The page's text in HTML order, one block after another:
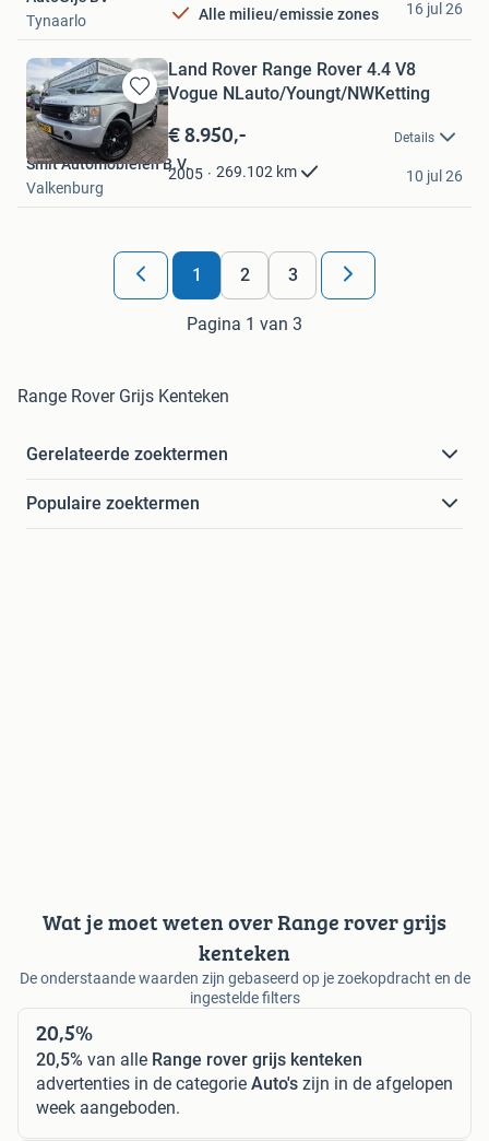
Alle milieu/emissie zones
Tynaarlo
16 jul 26
Bewaren
in
Mijn
Favorieten
Land Rover Range Rover 4.4 V8
Vogue NLauto/Youngt/NWKetting
€ 8.950,- Details
2005 269.102 km
Smit Automobielen B.V.
Valkenburg
10 jul 26
1 2 3
Pagina 1 van 3
Range Rover Grijs Kenteken
Gerelateerde zoektermen
Populaire zoektermen
Wat je moet weten over Range rover grijs
kenteken
De onderstaande waarden zijn gebaseerd op je zoekopdracht en de
ingestelde filters
20,5%
20,5% van alle Range rover grijs kenteken
advertenties in de categorie Auto's zijn in de afgelopen
week aangeboden.